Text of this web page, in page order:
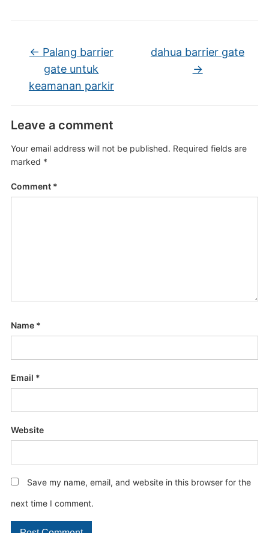
← Palang barrier
gate untuk
keamanan parkir
dahua barrier gate
→
Leave a comment
Your email address will not be published. Required fields are
marked *
Comment *
Name *
Email *
Website
Save my name, email, and website in this browser for the
next time I comment.